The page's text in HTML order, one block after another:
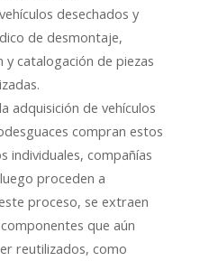
desechados y
de desmontaje,
y catalogación de piezas
adquisición de vehículos
compran estos
individuales, compañías
proceden a
proceso, se extraen
que aún
reutilizados, como